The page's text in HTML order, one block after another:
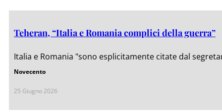
Teheran, “Italia e Romania complici della guerra”
Italia e Romania "sono esplicitamente citate dal
Novecento
25 Giugno 2026